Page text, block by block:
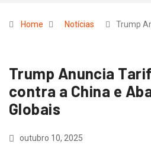
Home Notícias Trump
Trump Anuncia
contra a China e
Globais
outubro 10, 2025